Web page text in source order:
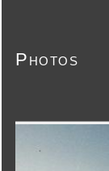
Photos